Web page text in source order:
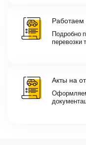
Работаем
Подробно
перевозки
Акты на